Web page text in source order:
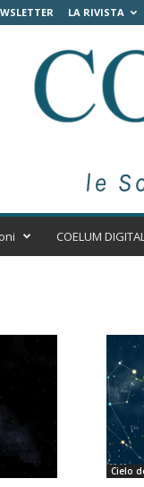
LA RIVISTA
COELUM
Cielo